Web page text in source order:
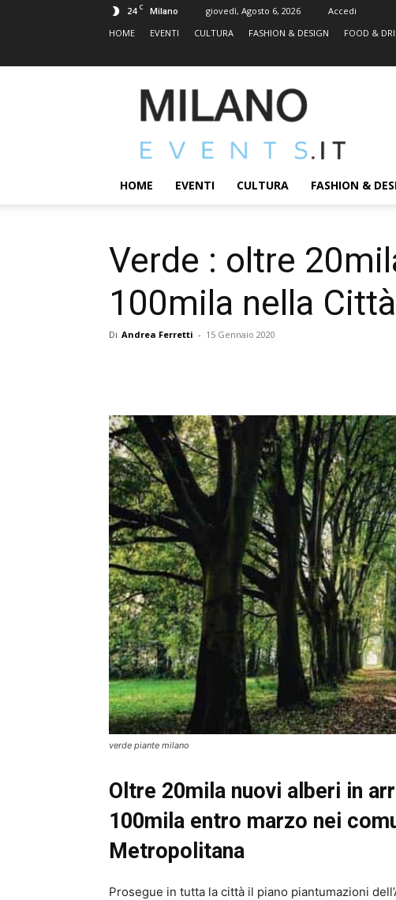
24 C Milano giovedì, Agosto 6, 2026
Accedi
HOME
EVENTI CULTURA FASHION & DESIGN FOOD &
MILANOEVENTS.IT
|
2.0
ed
Eventi
HOME EVENTI CULTURA FASHION &
Verde : oltre
100mila nella
Di Andrea Ferretti - 15 Gennaio 2020
verde piante milano
Oltre 20mila nuovi alberi in
100mila entro marzo nei
Metropolitana
Prosegue in tutta la città il piano piantumazioni